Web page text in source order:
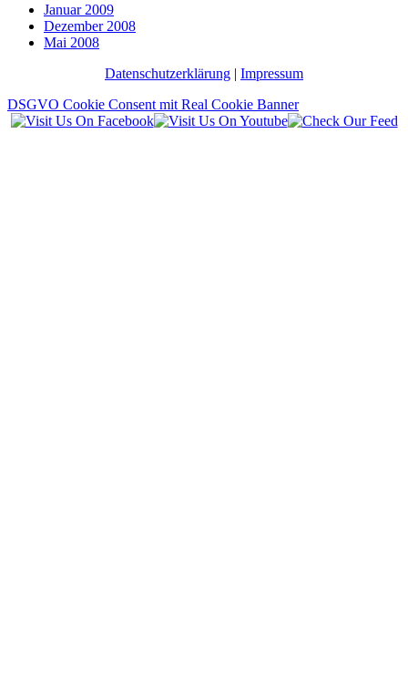
Januar 2009
Dezember 2008
Mai 2008
Datenschutzerklärung | Impressum
DSGVO Cookie Consent mit Real Cookie Banner